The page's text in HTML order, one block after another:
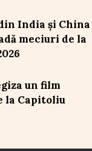
India și China
meciuri de la
un film
la Capitoliu